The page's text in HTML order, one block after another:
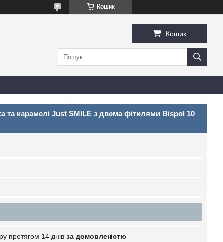
Кошик
Кошик
та карамелі Just SMILE з двома фітилями Bispol 10
протягом 14 днів за домовленістю